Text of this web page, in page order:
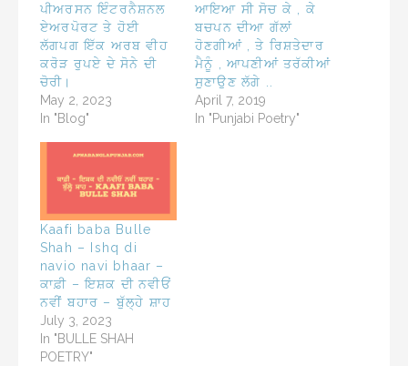
ਪੀਅਰਸਨ ਇੰਟਰਨੈਸ਼ਨਲ
ਏਅਰਪੋਰਟ ਤੇ ਹੋਈ
ਲੱਗਪਗ ਇੱਕ ਅਰਬ ਵੀਹ
ਕਰੋੜ ਰੁਪਏ ਦੇ ਸੋਨੇ ਦੀ
ਚੋਰੀ।
May 2, 2023
In "Blog"
ਆਇਆ ਸੀ ਸੋਚ ਕੇ , ਕੇ
ਬਚਪਨ ਦੀਆ ਗੱਲਾਂ
ਹੋਣਗੀਆਂ , ਤੇ ਰਿਸ਼ਤੇਦਾਰ
ਮੈਨੂੰ , ਆਪਣੀਆਂ ਤਰੱਕੀਆਂ
ਸੁਣਾਉਣ ਲੱਗੇ ..
April 7, 2019
In "Punjabi Poetry"
Kaafi baba Bulle
Shah – Ishq di
navio navi bhaar –
ਕਾਫ਼ੀ – ਇਸ਼ਕ ਦੀ ਨਵੀਓਂ
ਨਵੀਂ ਬਹਾਰ – ਬੁੱਲ੍ਹੇ ਸ਼ਾਹ
July 3, 2023
In "BULLE SHAH
POETRY"